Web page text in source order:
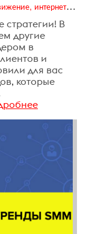
Digital (web-дизайн, интернет-реклама и продвижение, интернет-сообщества и блоги, интернет-коммуникации, мобильный маркетинг, реклама на цифровых экранах)
стратегии! В
другие
в
и
для вас
которые